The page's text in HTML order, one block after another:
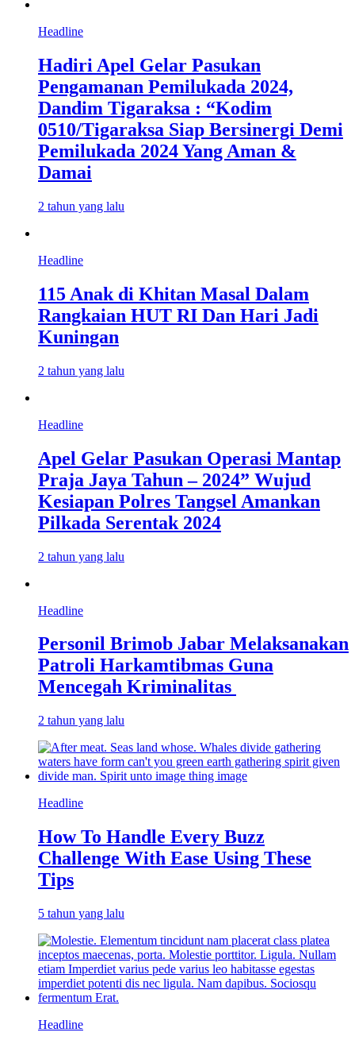
Headline
Hadiri Apel Gelar Pasukan
Pengamanan Pemilukada 2024,
Dandim Tigaraksa : “Kodim
0510/Tigaraksa Siap Bersinergi Demi
Pemilukada 2024 Yang Aman &
Damai
2 tahun yang lalu
Headline
115 Anak di Khitan Masal Dalam
Rangkaian HUT RI Dan Hari Jadi
Kuningan
2 tahun yang lalu
Headline
Apel Gelar Pasukan Operasi Mantap
Praja Jaya Tahun – 2024” Wujud
Kesiapan Polres Tangsel Amankan
Pilkada Serentak 2024
2 tahun yang lalu
Headline
Personil Brimob Jabar Melaksanakan
Patroli Harkamtibmas Guna
Mencegah Kriminalitas
2 tahun yang lalu
Headline
How To Handle Every Buzz
Challenge With Ease Using These
Tips
5 tahun yang lalu
Headline